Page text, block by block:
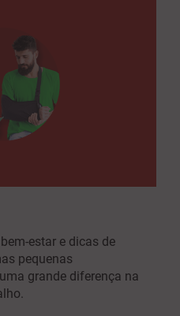
estar e dicas de
pequenas
grande diferença na